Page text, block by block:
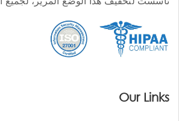
Our Links